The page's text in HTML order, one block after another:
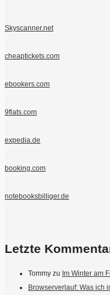
Skyscanner.net
cheaptickets.com
ebookers.com
9flats.com
expedia.de
booking.com
notebooksbilliger.de
Letzte
Tommy zu Im Winter am
Browserverlauf: Was ich